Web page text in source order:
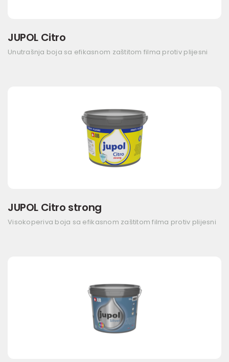
JUPOL Citro
Unutrašnja boja sa efikasnom zaštitom filma protiv plijesni
JUPOL Citro strong
Visokoperiva boja sa efikasnom zaštitom filma protiv plijesni